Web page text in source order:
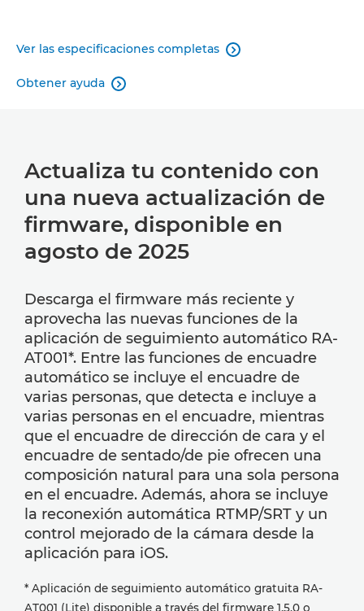
Ver las especificaciones completas 
Obtener ayuda 
Actualiza tu contenido con
una nueva actualización de
firmware, disponible en
agosto de 2025
Descarga el firmware más reciente y
aprovecha las nuevas funciones de la
aplicación de seguimiento automático RA-
AT001*. Entre las funciones de encuadre
automático se incluye el encuadre de
varias personas, que detecta e incluye a
varias personas en el encuadre, mientras
que el encuadre de dirección de cara y el
encuadre de sentado/de pie ofrecen una
composición natural para una sola persona
en el encuadre. Además, ahora se incluye
la reconexión automática RTMP/SRT y un
control mejorado de la cámara desde la
aplicación para iOS.
* Aplicación de seguimiento automático gratuita RA-
AT001 (Lite) disponible a través del firmware 1.5.0 o